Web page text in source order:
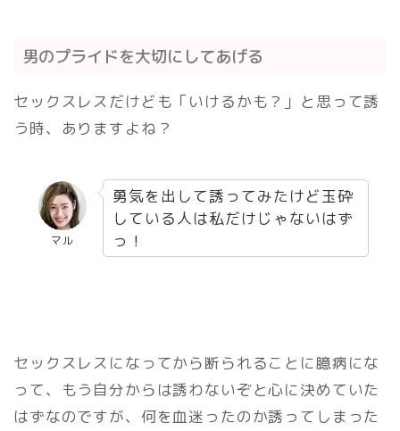
男のプライドを大切にしてあげる
セックスレスだけども「いけるかも？」と思って誘
う時、ありますよね？
マル
勇気を出して誘ってみたけど玉砕
している人は私だけじゃないはず
っ！
セックスレスになってから断られることに臆病にな
って、もう自分からは誘わないぞと心に決めていた
はずなのですが、何を血迷ったのか誘ってしまった